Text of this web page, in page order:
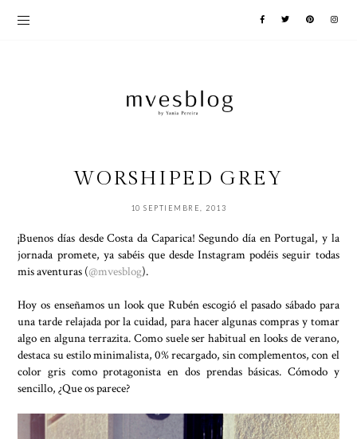
WORSHIPED GREY
10 SEPTIEMBRE, 2013
¡Buenos días desde Costa da Caparica! Segundo día en Portugal, y la
jornada promete, ya sabéis que desde Instagram podéis seguir todas
mis aventuras (@mvesblog).
Hoy os enseñamos un look que Rubén escogió el pasado sábado para
una tarde relajada por la cuidad, para hacer algunas compras y tomar
algo en alguna terrazita. Como suele ser habitual en looks de verano,
destaca su estilo minimalista, 0% recargado, sin complementos, con el
color gris como protagonista en dos prendas básicas. Cómodo y
sencillo, ¿Que os parece?